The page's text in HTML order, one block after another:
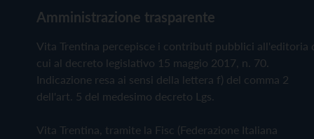
Amministrazione trasparente
Vita Trentina percepisce i contributi pubblici all'editoria
cui al decreto legislativo 15 maggio 2017, n. 70.
Indicazione resa ai sensi della lettera f) del comma 2
dell'art. 5 del medesimo decreto Lgs.
Vita Trentina, tramite la Fisc (Federazione Italiana